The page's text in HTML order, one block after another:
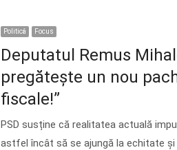
Politică Focus
Deputatul Remus
pregătește un nou
fiscale!”
PSD susține că realitatea actuală
astfel încât să se ajungă la echitate și